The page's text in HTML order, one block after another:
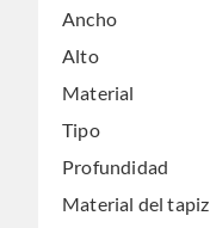
Ancho
Alto
Material
Tipo
Profundidad
Material del tapiz